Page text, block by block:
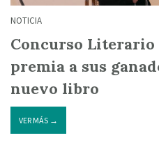
NOTICIA
Concurso
premia a sus
nuevo libro
VER MÁS →